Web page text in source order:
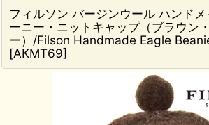
フィルソン バージンウール ハンド
ーニー・ニットキャップ（ブラウン
ー）/Filson Handmade Eagle
[AKMT69]